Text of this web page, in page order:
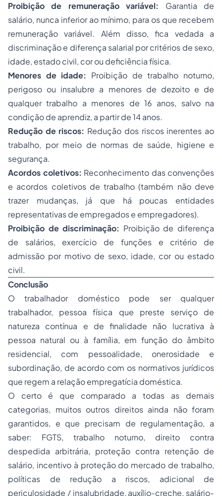
Proibição de remuneração variável:
Garantia de
salário, nunca inferior ao mínimo, para os que recebem
remuneração variável. Além disso, fica vedada a
discriminação e diferença salarial por critérios de sexo,
idade, estado civil, cor ou deficiência física.
Menores de idade:
Proibição de trabalho noturno,
perigoso ou insalubre a menores de dezoito e de
qualquer trabalho a menores de 16 anos, salvo na
condição de aprendiz, a partir de 14 anos.
Redução de riscos: Redução dos riscos inerentes ao
trabalho, por meio de normas de saúde, higiene e
segurança.
Acordos coletivos: Reconhecimento das convenções
e acordos coletivos de trabalho (também não deve
trazer mudanças, já que há poucas entidades
representativas de empregados e empregadores).
Proibição de discriminação: Proibição de diferença
de salários, exercício de funções e critério de
admissão por motivo de sexo, idade, cor ou estado
civil.
Conclusão
O trabalhador doméstico pode ser qualquer
trabalhador, pessoa física que preste serviço de
natureza contínua e de finalidade não lucrativa à
pessoa natural ou à família, em função do âmbito
residencial, com pessoalidade, onerosidade e
subordinação, de acordo com os normativos jurídicos
que regem a relação empregatícia doméstica.
O certo é que comparado a todas as demais
categorias, muitos outros direitos ainda não foram
garantidos, e que precisam de regulamentação, a
saber: FGTS, trabalho noturno, direito contra
despedida arbitrária, proteção contra retenção de
salário, incentivo à proteção do mercado de trabalho,
políticas de redução a riscos, adicional de
periculosidade / insalubridade, auxílio-creche, salário-